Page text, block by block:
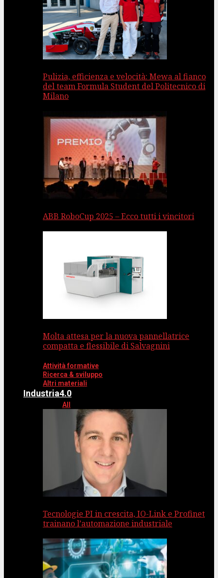
Pulizia, efficienza e velocità: Mewa al fianco
del team Formula Student del Politecnico di
Milano
ABB RoboCup 2025 – Ecco tutti i vincitori
Molta attesa per la nuova pannellatrice
compatta e flessibile di Salvagnini
Attività formative
Ricerca & sviluppo
Altri materiali
Industria4.0
All
Tecnologie PI in crescita, IO-Link e Profinet
trainano l’automazione industriale